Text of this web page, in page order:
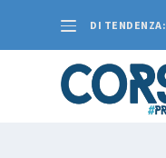
DI TENDENZA: